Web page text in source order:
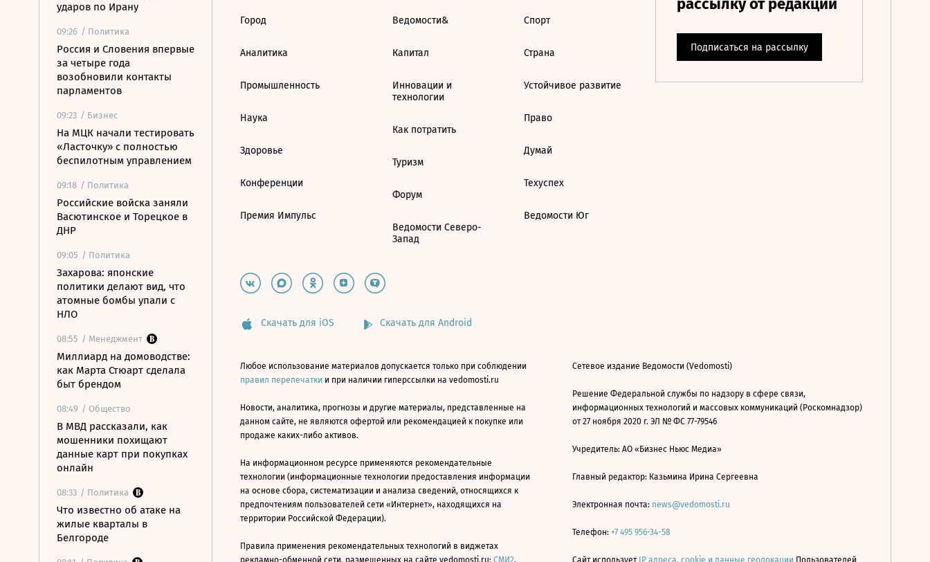
ударов по Ирану
09:26 / Политика
Россия и Словения впервые
за четыре года
возобновили контакты
парламентов
09:23 / Бизнес
На МЦК начали тестировать
«Ласточку» с полностью
беспилотным управлением
09:18 / Политика
Российские войска заняли
Васютинское и Торецкое в
ДНР
09:05 / Политика
Захарова: японские
политики делают вид, что
атомные бомбы упали с
НЛО
08:55 / Менеджмент
Миллиард на домоводстве:
как Марта Стюарт сделала
быт брендом
08:49 / Общество
В МВД рассказали, как
мошенники похищают
данные карт при покупках
онлайн
08:33 / Политика
Что известно об атаке на
жилые кварталы в
Белгороде
Город
Аналитика
Промышленность
Наука
Здоровье
Конференции
Премия Импульс
Ведомости&
Капитал
Инновации и
технологии
Как потратить
Туризм
Форум
Ведомости Северо-
Запад
Спорт
Страна
Устойчивое развитие
Право
Думай
Техуспех
Ведомости Юг
Скачать для iOS Скачать для Android
Любое использование материалов допускается только при соблюдении
правил перепечатки и при наличии гиперссылки на vedomosti.ru
Новости, аналитика, прогнозы и другие материалы, представленные на
данном сайте, не являются офертой или рекомендацией к покупке или
продаже каких-либо активов.
На информационном ресурсе применяются рекомендательные
технологии (информационные технологии предоставления информации
на основе сбора, систематизации и анализа сведений, относящихся к
предпочтениям пользователей сети «Интернет», находящихся на
территории Российской Федерации).
Правила применения рекомендательных технологий в виджетах
рекламно-обменной сети, размещенных на сайте vedomosti.ru: СМИ2,
Сетевое издание Ведомости (Vedomosti)
Решение Федеральной службы по надзору в сфере связи,
информационных технологий и массовых коммуникаций (Роскомнадзор)
от 27 ноября 2020 г. ЭЛ № ФС 77-79546
Учредитель: АО «Бизнес Ньюс Медиа»
Главный редактор: Казьмина Ирина Сергеевна
Электронная почта: news@vedomosti.ru
Телефон: +7 495 956-34-58
Сайт использует IP адреса, cookie и данные геолокации Пользователей